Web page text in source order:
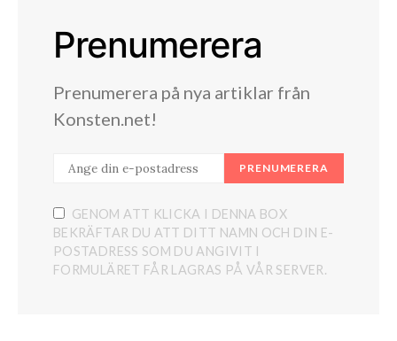
Prenumerera
Prenumerera på nya artiklar från
Konsten.net!
PRENUMERERA
GENOM ATT KLICKA I DENNA BOX
BEKRÄFTAR DU ATT DITT NAMN OCH DIN E-
POSTADRESS SOM DU ANGIVIT I
FORMULÄRET FÅR LAGRAS PÅ VÅR SERVER.